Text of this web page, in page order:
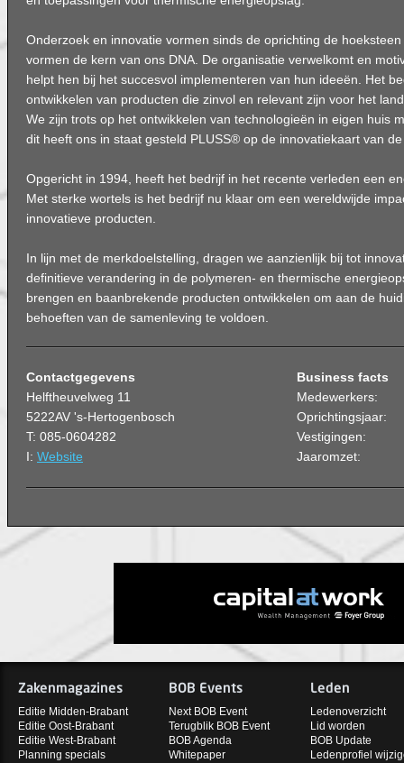
Onderzoek en innovatie vormen sinds de oprichting de
vormen de kern van ons DNA. De organisatie verwelkomt en
helpt hen bij het succesvol implementeren van hun ideeën. Het
ontwikkelen van producten die zinvol en relevant zijn voor het
We zijn trots op het ontwikkelen van technologieën in eigen huis
dit heeft ons in staat gesteld PLUSS® op de innovatiekaart van
Opgericht in 1994, heeft het bedrijf in het recente verleden een
Met sterke wortels is het bedrijf nu klaar om een ​​wereldwijde
innovatieve producten.
In lijn met de merkdoelstelling, dragen we aanzienlijk bij tot
definitieve verandering in de polymeren- en thermische
brengen en baanbrekende producten ontwikkelen om aan de
behoeften van de samenleving te voldoen.
Contactgegevens
Helftheuvelweg 11
5222AV 's-Hertogenbosch
T: 085-0604282
I: Website
Business facts
Medewerkers:
Oprichtingsjaar:
Vestigingen:
Jaaromzet:
Zakenmagazines
Editie Midden-Brabant
Editie Oost-Brabant
Editie West-Brabant
Planning specials
BOB Events
Next BOB Event
Terugblik BOB Event
BOB Agenda
Whitepaper
Leden
Ledenoverzicht
Lid worden
BOB Update
Ledenprofiel